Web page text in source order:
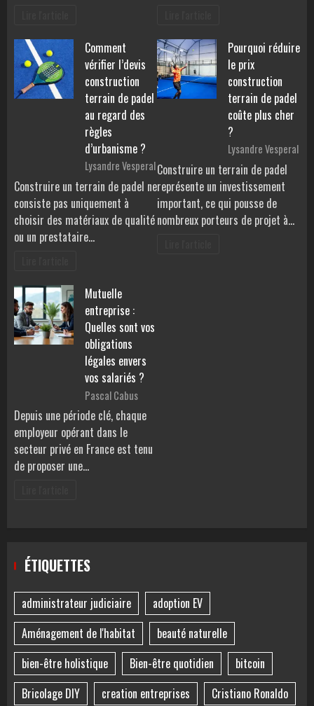
Comment
vérifier l’devis
construction
terrain de padel
au regard des
règles
d’urbanisme ?
Lysandre Vesperal
Construire un terrain de padel ne
consiste pas uniquement à
choisir des matériaux de qualité
ou un prestataire…
Pourquoi réduire
le prix
construction
terrain de padel
coûte plus cher
?
Lysandre Vesperal
Construire un terrain de padel
représente un investissement
important, ce qui pousse de
nombreux porteurs de projet à…
Mutuelle
entreprise :
Quelles sont vos
obligations
légales envers
vos salariés ?
Pascal Cabus
Depuis une période clé, chaque
employeur opérant dans le
secteur privé en France est tenu
de proposer une…
ÉTIQUETTES
administrateur judiciaire
adoption EV
Aménagement de l'habitat
beauté naturelle
bien-être holistique
Bien-être quotidien
bitcoin
Bricolage DIY
creation entreprises
Cristiano Ronaldo